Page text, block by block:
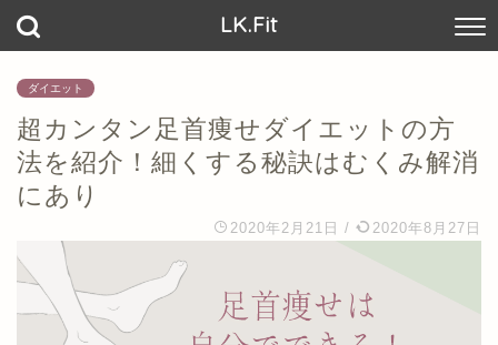
LK.Fit
ダイエット
超カンタン足首痩せダイエットの方
法を紹介！細くする秘訣はむくみ解消
にあり
2020年2月21日 / 2020年8月27日